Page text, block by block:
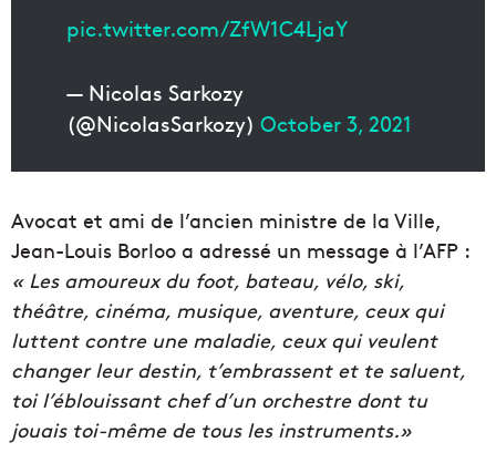
pic.twitter.com/ZfW1C4LjaY
— Nicolas Sarkozy
(@NicolasSarkozy) October 3, 2021
Avocat et ami de l’ancien ministre de la Ville,
Jean-Louis Borloo a adressé un message à l’AFP :
« Les amoureux du foot, bateau, vélo, ski,
théâtre, cinéma, musique, aventure, ceux qui
luttent contre une maladie, ceux qui veulent
changer leur destin, t’embrassent et te saluent,
toi l’éblouissant chef d’un orchestre dont tu
jouais toi-même de tous les instruments.»